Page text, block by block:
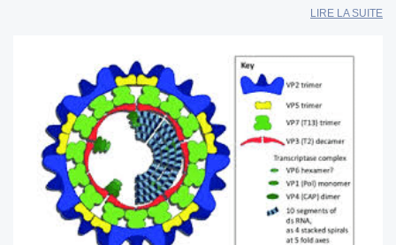
LIRE LA SUITE